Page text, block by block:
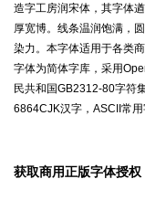
造字工房润宋体，其字体
厚宽博。线条温润饱满，
染力。本字体适用于各类
字体为简体字库，采用
民共和国GB2312-80字符
6864CJK汉字，ASCII常用
获取商用正版字体授权